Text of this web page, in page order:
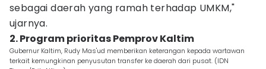
sebagai daerah yang ramah terhadap UMKM,"
ujarnya.
2. Program prioritas Pemprov Kaltim
Gubernur Kaltim, Rudy Mas'ud memberikan keterangan kepada wartawan
terkait kemungkinan penyusutan transfer ke daerah dari pusat. (IDN